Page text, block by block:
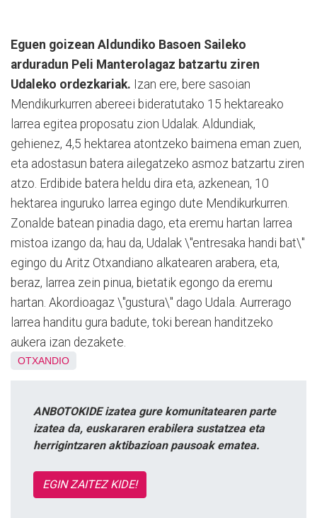
Eguen goizean Aldundiko Basoen Saileko
arduradun Peli Manterolagaz batzartu ziren
Udaleko ordezkariak. Izan ere, bere sasoian
Mendikurkurren abereei bideratutako 15 hektareako
larrea egitea proposatu zion Udalak. Aldundiak,
gehienez, 4,5 hektarea atontzeko baimena eman zuen,
eta adostasun batera ailegatzeko asmoz batzartu ziren
atzo. Erdibide batera heldu dira eta, azkenean, 10
hektarea inguruko larrea egingo dute Mendikurkurren.
Zonalde batean pinadia dago, eta eremu hartan larrea
mistoa izango da; hau da, Udalak \"entresaka handi bat\"
egingo du Aritz Otxandiano alkatearen arabera, eta,
beraz, larrea zein pinua, bietatik egongo da eremu
hartan. Akordioagaz \"gustura\" dago Udala. Aurrerago
larrea handitu gura badute, toki berean handitzeko
aukera izan dezakete.
OTXANDIO
ANBOTOKIDE izatea gure komunitatearen parte
izatea da, euskararen erabilera sustatzea eta
herrigintzaren aktibazioan pausoak ematea.
EGIN ZAITEZ KIDE!